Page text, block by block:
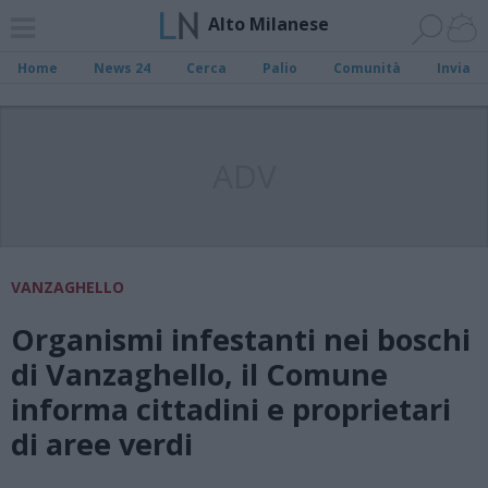
Alto Milanese
Home News 24 Cerca Palio Comunità Invia
VANZAGHELLO
Organismi infestanti nei boschi
di Vanzaghello, il Comune
informa cittadini e proprietari
di aree verdi